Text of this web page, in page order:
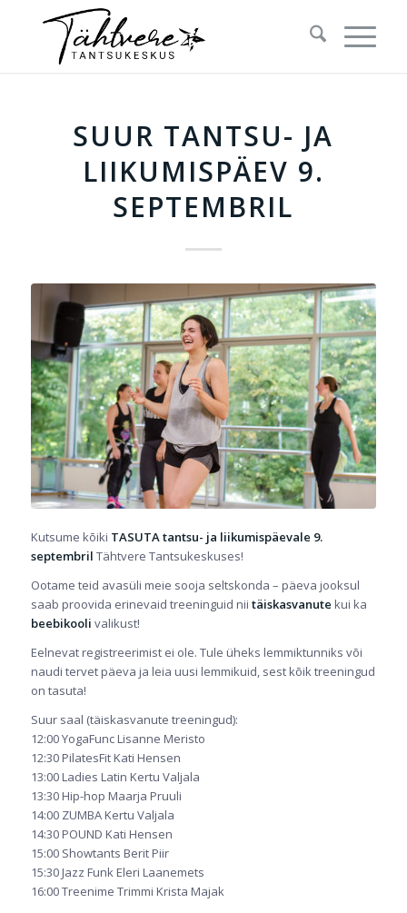
SUUR TANTSU- JA
LIIKUMISPÄEV 9.
SEPTEMBRIL
Kutsume kõiki TASUTA tantsu- ja liikumispäevale 9.
septembril Tähtvere Tantsukeskuses!
Ootame teid avasüli meie sooja seltskonda – päeva jooksul
saab proovida erinevaid treeninguid nii täiskasvanute kui ka
beebikooli valikust!
Eelnevat registreerimist ei ole. Tule üheks lemmiktunniks või
naudi tervet päeva ja leia uusi lemmikuid, sest kõik treeningud
on tasuta!
Suur saal (täiskasvanute treeningud):
12:00 YogaFunc Lisanne Meristo
12:30 PilatesFit Kati Hensen
13:00 Ladies Latin Kertu Valjala
13:30 Hip-hop Maarja Pruuli
14:00 ZUMBA Kertu Valjala
14:30 POUND Kati Hensen
15:00 Showtants Berit Piir
15:30 Jazz Funk Eleri Laanemets
16:00 Treenime Trimmi Krista Majak